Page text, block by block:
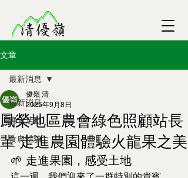
文章
最新消息
展售活動
食農體驗
最新消息
鳳榮地區農會綠色照顧站長
輩 走進農園體驗火龍果之美
優嶺 清
2025年9月8日
🌱 走進果園，感受土地